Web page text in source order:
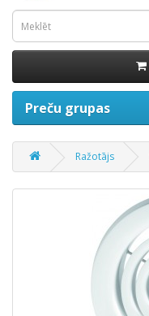
Preču grupas
Ražotājs